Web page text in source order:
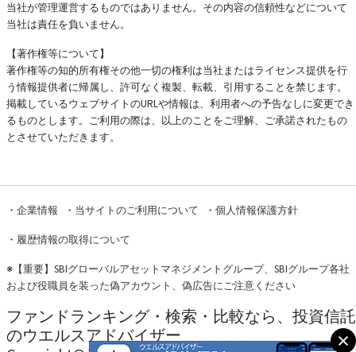
当社が管理運営するものではありません。その内容の信頼性などについて
当社は責任を負いません。
【著作権等について】
著作権等の知的所有権その他一切の権利は当社またはライセンス提供を行
う情報提供者に帰属し、許可なく複製、転載、引用することを禁じます。
掲載しているウェブサイトのURLや情報は、利用者への予告なしに変更でき
るものとします。ご利用の際は、以上のことをご理解、ご承諾されたもの
とさせていただきます。
・ 企業情報 ・ 当サイトのご利用について ・ 個人情報保護方針
・ 履歴情報の取得について
※ 【重要】SBIグローバルアセットマネジメントグループ、SBIグループ各社
および役職員を装った偽アカウント、偽広告にご注意ください
ファンドランキング・検索・比較なら、投資信託
のウエルスアドバイザー